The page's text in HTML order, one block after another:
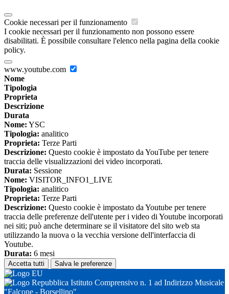
Cookie necessari per il funzionamento
I cookie necessari per il funzionamento non possono essere
disabilitati. È possibile consultare l'elenco nella pagina della cookie
policy.
www.youtube.com
Nome
Tipologia
Proprieta
Descrizione
Durata
Nome: YSC
Tipologia: analitico
Proprieta: Terze Parti
Descrizione: Questo cookie è impostato da YouTube per tenere
traccia delle visualizzazioni dei video incorporati.
Durata: Sessione
Nome: VISITOR_INFO1_LIVE
Tipologia: analitico
Proprieta: Terze Parti
Descrizione: Questo cookie è impostato da Youtube per tenere
traccia delle preferenze dell'utente per i video di Youtube incorporati
nei siti; può anche determinare se il visitatore del sito web sta
utilizzando la nuova o la vecchia versione dell'interfaccia di
Youtube.
Durata: 6 mesi
Accetta tutti Salva le preferenze
Istituto Comprensivo n. 1 ad Indirizzo Musicale
"Falcone - Borsellino"